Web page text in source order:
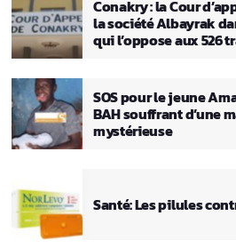
Conakry : la Cour
la société Albayrak
qui l’oppose aux 526
SOS pour le jeune
BAH souffrant d’une
mystérieuse
Santé: Les pilules